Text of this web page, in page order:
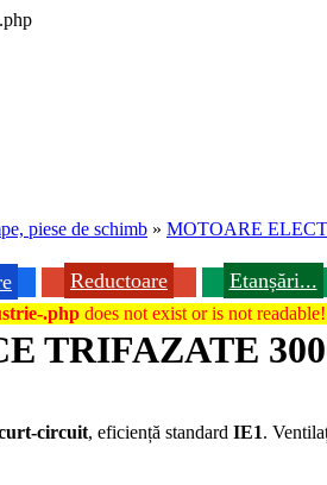
piese de schimb » MOTOARE
Reductoare Etanșări...
.php does not exist or is not readable!
TRIFAZATE
circuit, eficiență standard IE1.